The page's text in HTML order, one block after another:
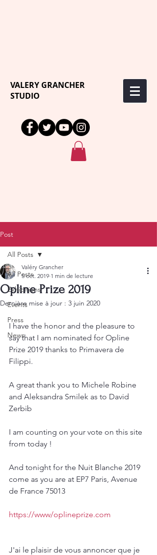
VALERY GRANCHER
STUDIO
Post
All Posts
Exhibitions
Events
Press
News
All Posts
Opline Prize 2019
Valéry Grancher
5 oct. 2019 1 min de lecture
Dernière mise à jour : 3 juin 2020
I have the honor and the pleasure to
say that I am nominated for Opline
Prize 2019 thanks to Primavera de
Filippi.
A great thank you to Michele Robine
and Aleksandra Smilek as to David
Zerbib
I am counting on your vote on this site
from today !
And tonight for the Nuit Blanche 2019
come as you are at EP7 Paris, Avenue
de France 75013
https://www/oplineprize.com
J'ai le plaisir de vous annoncer que je